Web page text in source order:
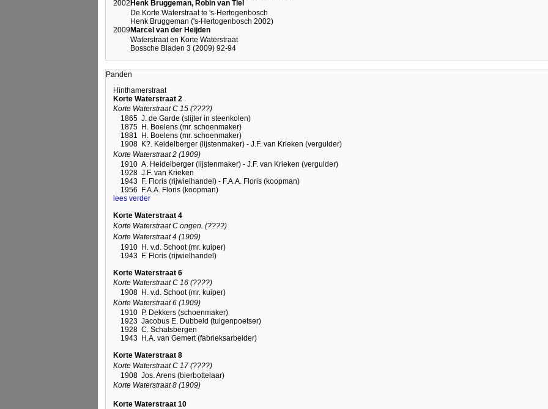
2002Henk Bruggeman, Robin van Tiel
De Korte Waterstraat te 's-Hertogenbosch
Henk Bruggeman ('s-Hertogenbosch 2002)
2009Marcel van der Heijden
Waterstraat en Korte Waterstraat
Bossche Bladen 3 (2009) 92-94
Panden
Hinthamerstraat
Korte Waterstraat 2
Korte Waterstraat C 15 (????)
1865 J. de Garde (slijter in steenkolen)
1875 H. Boelens (mr. schoenmaker)
1881
H. Boelens (mr. schoenmaker)
1908 K?. Keidelberger (lijstenmaker) - J.F. van Krieken (vergulder)
Korte Waterstraat 2 (1909)
1910 A. Heidelberger (lijstenmaker) - J.F. van Krieken (vergulder)
1928 J.F. van Krieken
1943 F. Floris (rijwielhandel) - F.A.A. Floris (koopman)
1956
F.A.A. Floris (koopman)
lees verder
Korte Waterstraat 4
Korte Waterstraat C ongen. (????)
Korte Waterstraat 4 (1909)
1910 H. v.d. Schoot (mr. kuiper)
1943 F. Floris (rijwielhandel)
Korte Waterstraat 6
Korte Waterstraat C 16 (????)
1908 H. v.d. Schoot (mr. kuiper)
Korte Waterstraat 6 (1909)
1910 P. Dekkers (schoenmaker)
1923 Jacobus E. Dubbeld (tuigenpoetser)
1928 C. Schatsbergen
1943 H.A. van Gemert (fabrieksarbeider)
Korte Waterstraat 8
Korte Waterstraat C 17 (????)
1908 Jos. Arens (bierbottelaar)
Korte Waterstraat 8 (1909)
Korte Waterstraat 10